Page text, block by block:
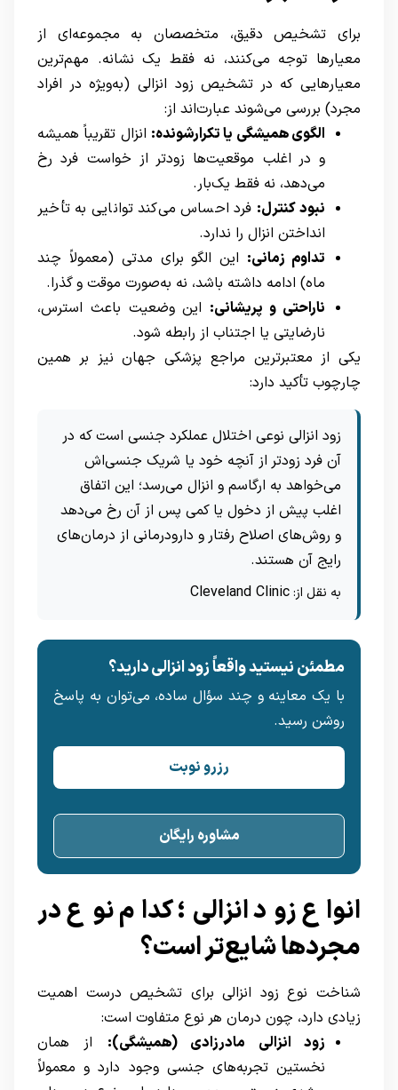
برای تشخیص دقیق، متخصصان به مجموعه‌ای از
معیارها توجه می‌کنند، نه فقط یک نشانه. مهم‌ترین
معیارهایی که در تشخیص زود انزالی (به‌ویژه در افراد
مجرد) بررسی می‌شوند عبارت‌اند از:
الگوی همیشگی یا تکرارشونده: انزال تقریباً همیشه
و در اغلب موقعیت‌ها زودتر از خواست فرد رخ
می‌دهد، نه فقط یک‌بار.
نبود کنترل: فرد احساس می‌کند توانایی به تأخیر
انداختن انزال را ندارد.
تداوم زمانی: این الگو برای مدتی (معمولاً چند
ماه) ادامه داشته باشد، نه به‌صورت موقت و گذرا.
ناراحتی و پریشانی: این وضعیت باعث استرس،
نارضایتی یا اجتناب از رابطه شود.
یکی از معتبرترین مراجع پزشکی جهان نیز بر همین
چارچوب تأکید دارد:
زود انزالی نوعی اختلال عملکرد جنسی است که در
آن فرد زودتر از آنچه خود یا شریک جنسی‌اش
می‌خواهد به ارگاسم و انزال می‌رسد؛ این اتفاق
اغلب پیش از دخول یا کمی پس از آن رخ می‌دهد
و روش‌های اصلاح رفتار و دارودرمانی از درمان‌های
رایج آن هستند.
به نقل از:Cleveland Clinic
مطمئن نیستید واقعاً زود انزالی دارید؟
با یک معاینه و چند سؤال ساده، می‌توان به پاسخ
روشن رسید.
رزرو نوبت
مشاوره رایگان
انواع زود انزالی؛ کدام نوع در
مجردها شایع‌تر است؟
شناخت نوع زود انزالی برای تشخیص درست اهمیت
زیادی دارد، چون درمان هر نوع متفاوت است:
زود انزالی مادرزادی (همیشگی): از همان
نخستین تجربه‌های جنسی وجود دارد و معمولاً